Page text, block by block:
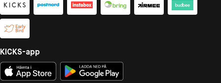
KICKS-app